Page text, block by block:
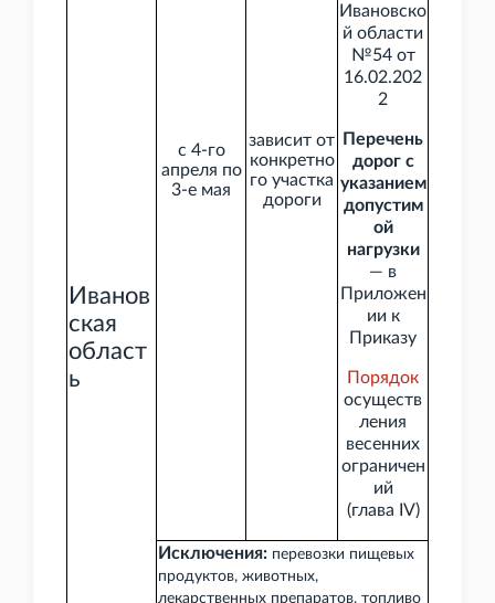
Иванов
ская
област
ь
с 4-го
апреля по
3-е мая
зависит от
конкретно
го участка
дороги
Ивановско
й области
№54 от
16.02.202
2
Перечень
дорог с
указанием
допустим
ой
нагрузки
— в
Приложен
ии к
Приказу
Порядок
осуществ
ления
весенних
ограничен
ий
(глава IV)
Исключения: перевозки пищевых
продуктов, животных,
лекарственных препаратов, топливо